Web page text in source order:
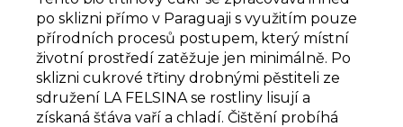
po sklizni přímo v Paraguaji s využitím pouze
přírodních procesů postupem, který místní
životní prostředí zatěžuje jen minimálně. Po
sklizni cukrové třtiny drobnými pěstiteli ze
sdružení LA FELSINA se rostliny lisují a
získaná šťáva vaří a chladí. Čištění probíhá